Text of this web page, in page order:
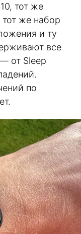
тот же
же набор
и ту
все
от Sleep
по